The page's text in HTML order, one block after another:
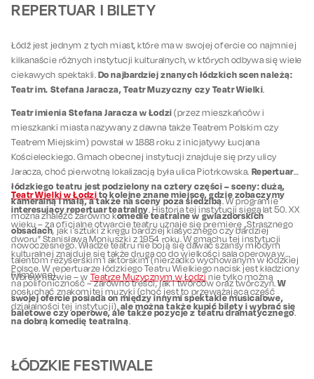
REPERTUAR I BILETY
Łódź jest jednym z tych miast, które ma w swojej ofercie co najmniej
kilkanaście różnych instytucji kulturalnych, w których odbywa się wiele
ciekawych spektakli. Do najbardziej znanych łódzkich scen należą:
Teatr im. Stefana Jaracza, Teatr Muzyczny czy Teatr Wielki.
Teatr imienia Stefana Jaracza w Łodzi (przez mieszkańców i
mieszkanki miasta nazywany z dawna także Teatrem Polskim czy
Teatrem Miejskim) powstał w 1888 roku z inicjatywy Łucjana
Kościeleckiego. Gmach obecnej instytucji znajduje się przy ulicy
Jaracza, choć pierwotną lokalizacją była ulica Piotrkowska. Repertuar
łódzkiego teatru jest podzielony na cztery części – sceny: dużą,
kameralną i małą, a także na sceny poza siedzibą. W programie
można znaleźć zarówno komedie teatralne w gwiazdorskich
obsadach, jak i sztuki z kręgu bardziej klasycznego czy bardziej
nowoczesnego. Władze teatru nie boją się dawać szansy młodym
talentom reżyserskim i aktorskim (nierzadko wychowanym w łódzkiej
Filmówce).
Teatr Wielki w Łodzito kolejne znane miejsce, gdzie zobaczymy
interesujący repertuar teatralny. Historia tej instytucji sięga lat 50. XX
wieku – za oficjalne otwarcie teatru uznaje się premierę „Strasznego
dworu” Stanisława Moniuszki z 1954 roku. W gmachu tej instytucji
kulturalnej znajduje się także druga co do wielkości sala operowa w
Polsce. W repertuarze łódzkiego Teatru Wielkiego nacisk jest kładziony
na polifoniczność – zarówno treści, jak i twórców oraz twórczyń.W
swojej ofercie posiada on między innymi spektakle musicalowe,
baletowe czy operowe, ale także pozycje z teatru dramatycznego.
Wbrew nazwie – w Teatrze Muzycznym w Łodzi nie tylko można
posłuchać znakomitej muzyki (choć jest to przeważająca część
działalności tej instytucji), ale można także kupić bilety i wybrać się
na dobrą komedię teatralną.
ŁÓDZKIE FESTIWALE